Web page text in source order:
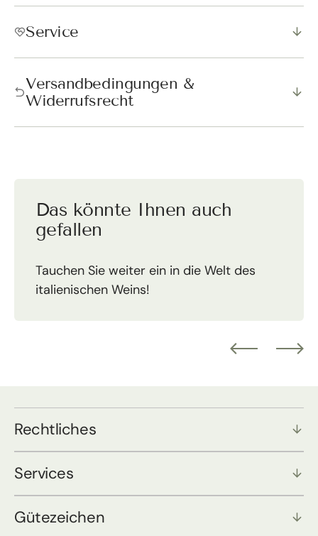
Service
Versandbedingungen &
Widerrufsrecht
Das könnte Ihnen auch
gefallen
Tauchen Sie weiter ein in die Welt des
italienischen Weins!
Rechtliches
Services
Gütezeichen